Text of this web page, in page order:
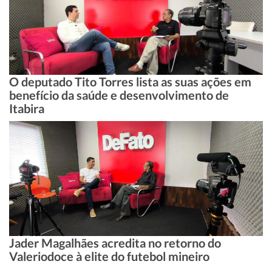
O deputado Tito Torres lista as suas ações em
benefício da saúde e desenvolvimento de
Itabira
Jader Magalhães acredita no retorno do
Valeriodoce à elite do futebol mineiro